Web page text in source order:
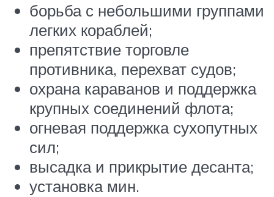
борьба с небольшими группами
легких кораблей;
препятствие торговле
противника, перехват судов;
охрана караванов и поддержка
крупных соединений флота;
огневая поддержка сухопутных
сил;
высадка и прикрытие десанта;
установка мин.